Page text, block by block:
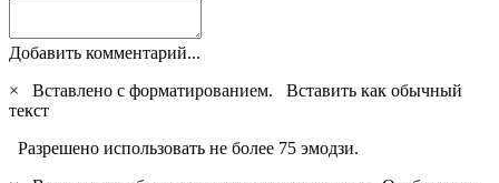
Добавить комментарий...
×
Вставлено с форматированием. Вставить как обычный
текст
Разрешено использовать не более 75 эмодзи.